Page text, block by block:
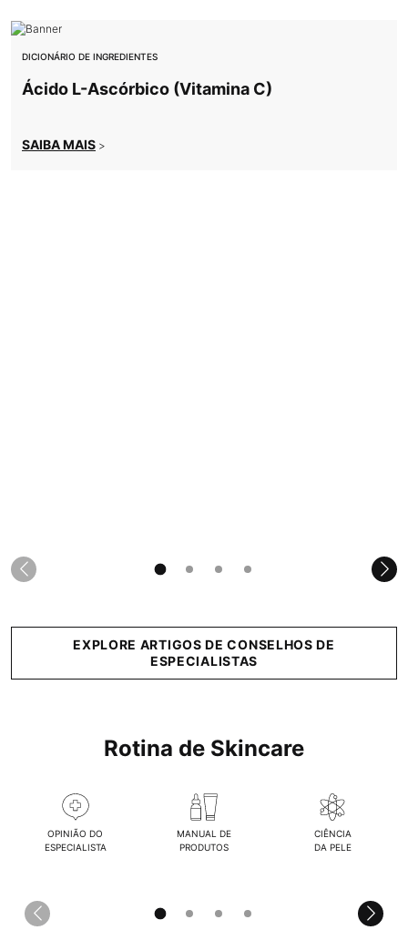
DICIONÁRIO DE INGREDIENTES
Ácido L-Ascórbico (Vitamina C)
SAIBA MAIS >
EXPLORE ARTIGOS DE CONSELHOS DE
ESPECIALISTAS
Rotina de Skincare
OPINIÃO DO
ESPECIALISTA
MANUAL DE
PRODUTOS
CIÊNCIA
DA PELE